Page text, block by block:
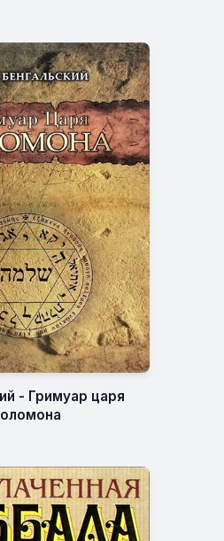
- Гримуар царя